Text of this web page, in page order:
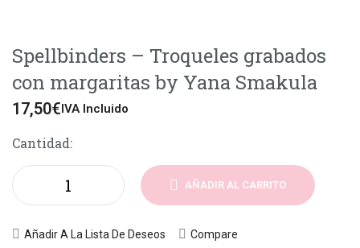
Spellbinders – Troqueles grabados
con margaritas by Yana Smakula
17,50€IVA Incluido
Cantidad:
AÑADIR AL CARRITO
Añadir A La Lista De Deseos Compare